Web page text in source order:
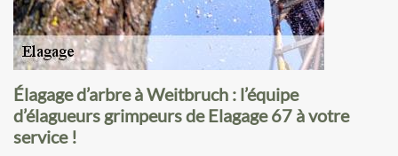
Élagage d’arbre à Weitbruch : l’équipe
d’élagueurs grimpeurs de Elagage 67 à votre
service !